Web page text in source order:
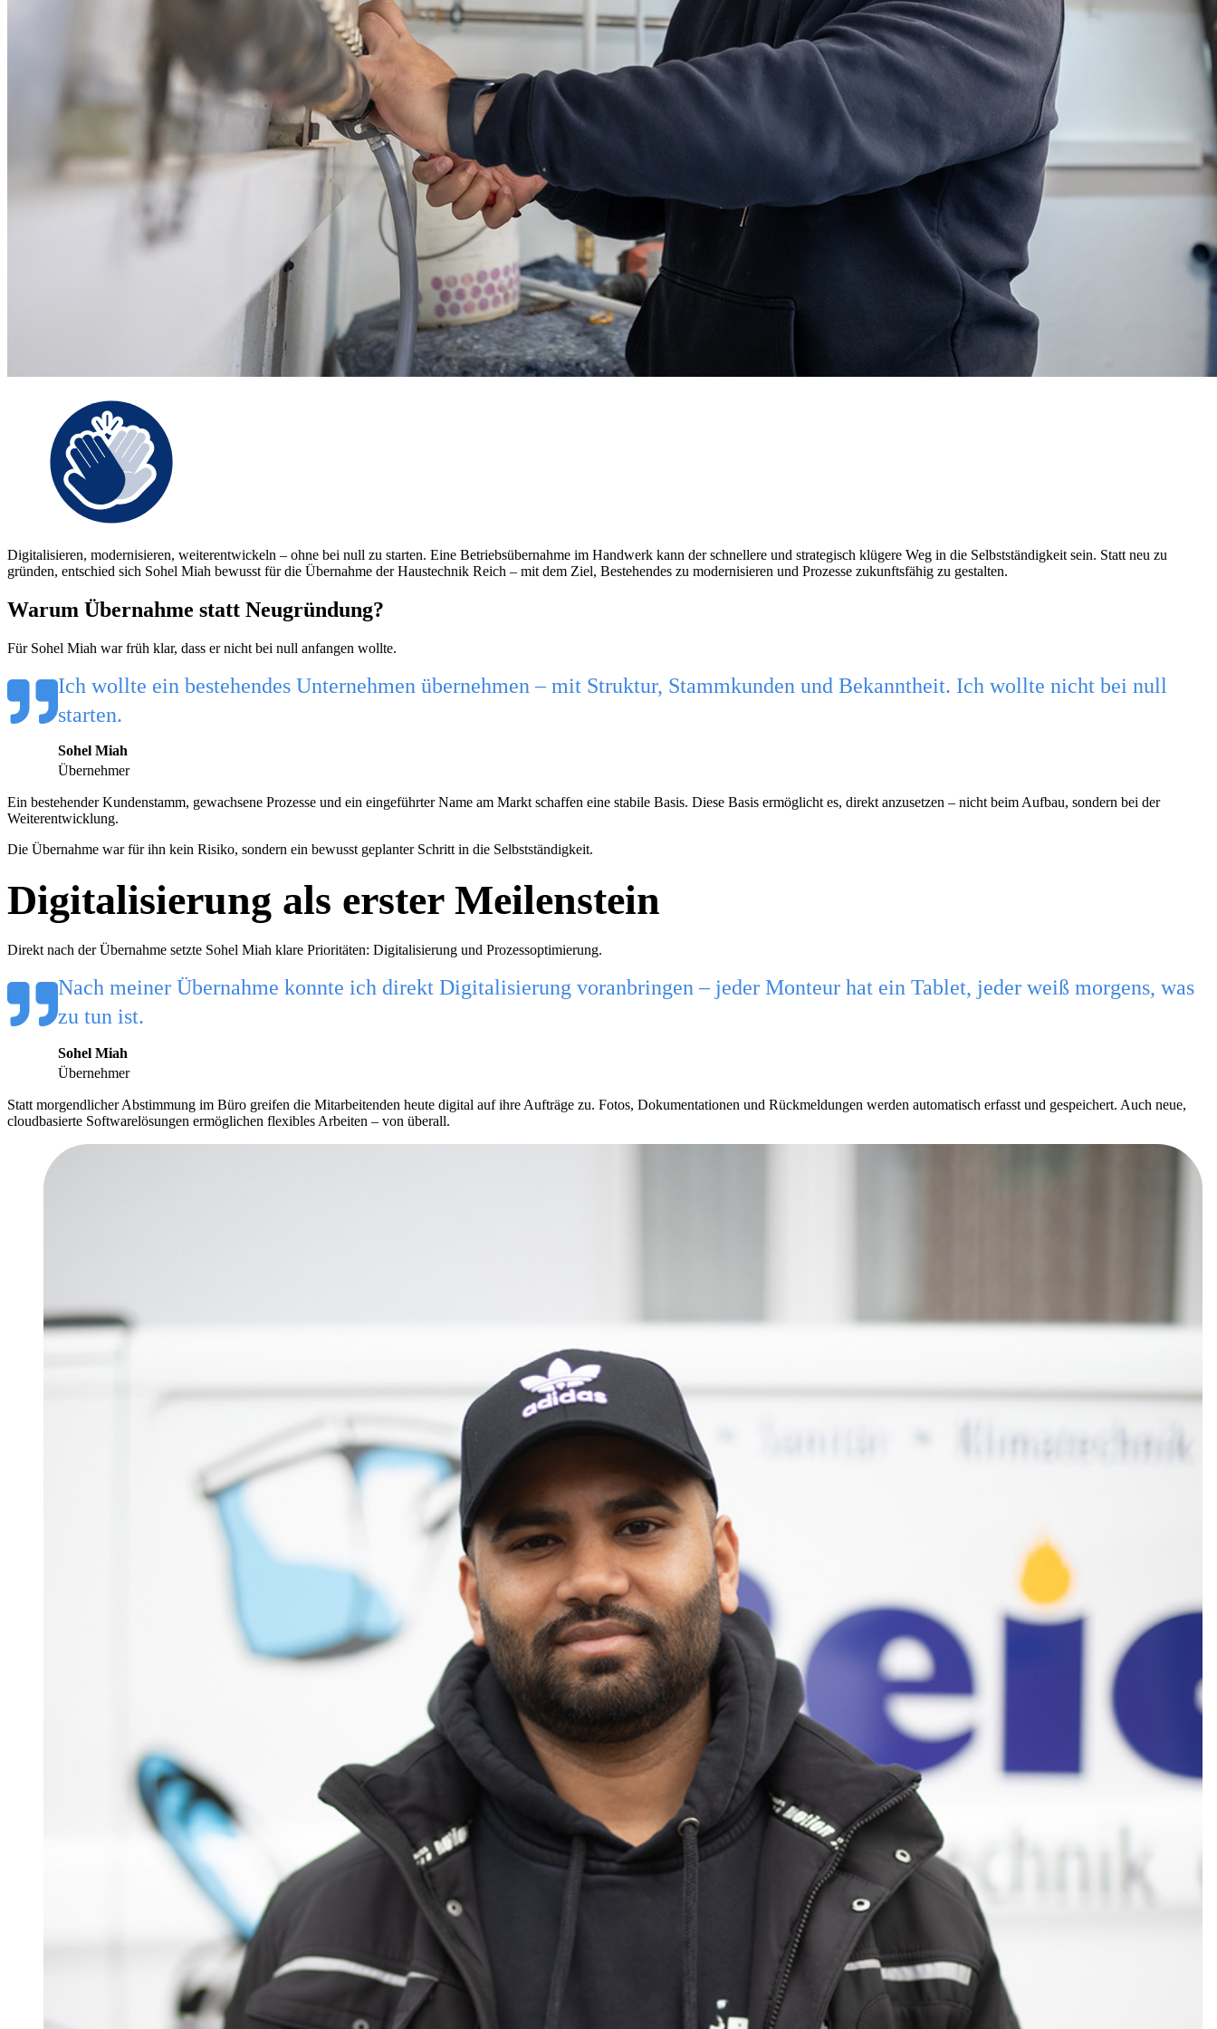
Digitalisieren, modernisieren, weiterentwickeln – ohne bei null zu starten. Eine Betriebsübernahme im Handwerk kann der schnellere und strategisch klügere Weg in die Selbstständigkeit sein. Statt neu zu
gründen, entschied sich Sohel Miah bewusst für die Übernahme der Haustechnik Reich – mit dem Ziel, Bestehendes zu modernisieren und Prozesse zukunftsfähig zu gestalten.
Warum Übernahme statt Neugründung?
Für Sohel Miah war früh klar, dass er nicht bei null anfangen wollte.
Ich wollte ein bestehendes Unternehmen übernehmen – mit Struktur, Stammkunden und Bekanntheit. Ich wollte nicht bei null
starten.
Sohel Miah
Übernehmer
Ein bestehender Kundenstamm, gewachsene Prozesse und ein eingeführter Name am Markt schaffen eine stabile Basis. Diese Basis ermöglicht es, direkt anzusetzen – nicht beim Aufbau, sondern bei der
Weiterentwicklung.
Die Übernahme war für ihn kein Risiko, sondern ein bewusst geplanter Schritt in die Selbstständigkeit.
Digitalisierung als erster Meilenstein
Direkt nach der Übernahme setzte Sohel Miah klare Prioritäten: Digitalisierung und Prozessoptimierung.
Nach meiner Übernahme konnte ich direkt Digitalisierung voranbringen – jeder Monteur hat ein Tablet, jeder weiß morgens, was
zu tun ist.
Sohel Miah
Übernehmer
Statt morgendlicher Abstimmung im Büro greifen die Mitarbeitenden heute digital auf ihre Aufträge zu. Fotos, Dokumentationen und Rückmeldungen werden automatisch erfasst und gespeichert. Auch neue,
cloudbasierte Softwarelösungen ermöglichen flexibles Arbeiten – von überall.
Nachladen und Auslösen weiterer
Tracking‑ und Marketing‑Tags,
insbesondere für Dienste wie Google
Ads Conversion Tracking. Bereits beim
Aufruf unserer Website wird Ihre
wodurch eine Datenverarbeitung auch
in den USA stattfinden kann.
EXTERNE MEDIEN
Um Inhalte von Videoplattformen und Social Media
Plattformen anzeigen zu können, werden von diesen
externen Medien Cookies gesetzt.
Information: